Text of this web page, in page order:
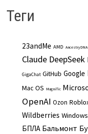
Теги
23andMe AMD AncestryDNA
Claude DeepSeek
GigaChat GitHub Google
Mac OS Magnific
OpenAI Ozon
Wildberries Windows
БПЛА Бальмонт